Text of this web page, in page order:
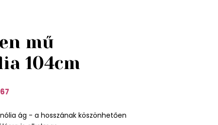
mű
104cm
ág - a hosszának köszönhetően